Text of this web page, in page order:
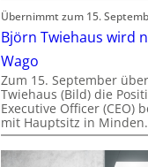
Übernimmt zum 15.
Björn Twiehaus wird
Wago
Zum 15. September
Twiehaus (Bild) die
Executive Officer (CEO)
mit Hauptsitz in Minden.